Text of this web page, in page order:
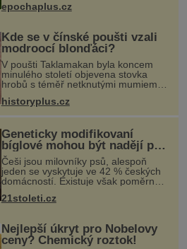
o čem mluvit a psát. A vymýšlejí si
epochaplus.cz
Kde se v čínské poušti vzali
modroocí blonďáci?
V poušti Taklamakan byla koncem
minulého století objevena stovka
hrobů s téměř netknutými mumiemi.
četnými milodary. Asi nejvíc přitom
vědce zaujal hrob tříměsíčn
historyplus.cz
Geneticky modifikovaní
bíglové mohou být nadějí pro
alergiky
Češi jsou milovníky psů, alespoň
jeden se vyskytuje ve 42 % českých
domácností. Existuje však poměrně
pořídili, ale nemohou, protože jsou
21stoleti.cz
Nejlepší úkryt pro Nobelovy
ceny? Chemický roztok!